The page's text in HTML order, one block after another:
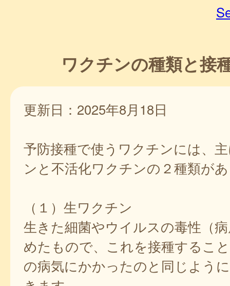
ワクチンの種類と接
更新日：2025年8月18日
予防接種で使うワクチンには、
ンと不活化ワクチンの２種類が
（１）生ワクチン
生きた細菌やウイルスの毒性（
めたもので、これを接種するこ
の病気にかかったのと同じよう